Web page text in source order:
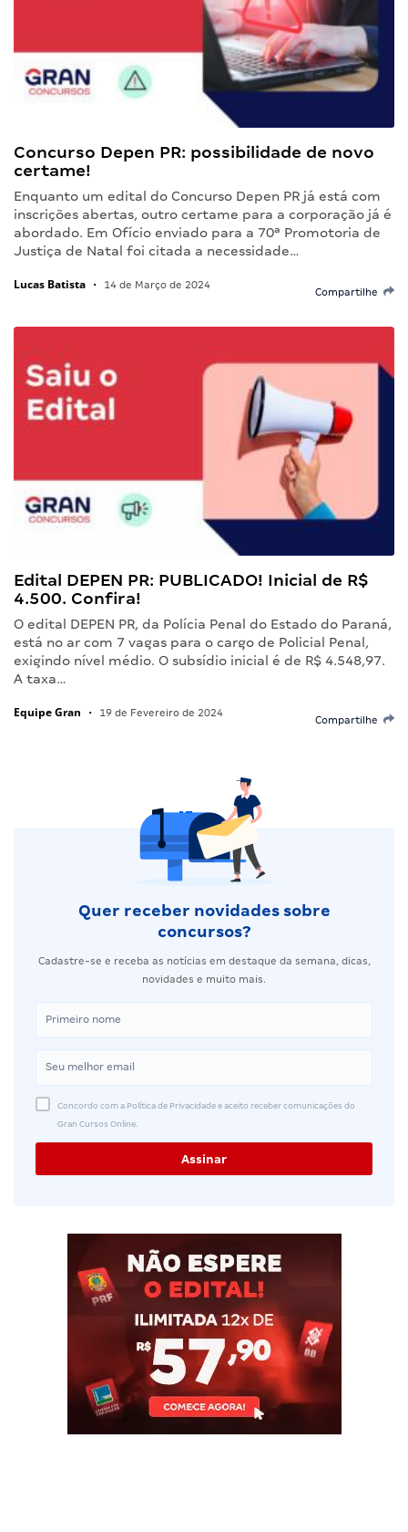
Concurso Depen PR: possibilidade de novo
certame!
Enquanto um edital do Concurso Depen PR já está com
inscrições abertas, outro certame para a corporação já é
abordado. Em Ofício enviado para a 70ª Promotoria de
Justiça de Natal foi citada a necessidade…
Lucas Batista • 14 de Março de 2024
Compartilhe
Edital DEPEN PR: PUBLICADO! Inicial de R$
4.500. Confira!
O edital DEPEN PR, da Polícia Penal do Estado do Paraná,
está no ar com 7 vagas para o cargo de Policial Penal,
exigindo nível médio. O subsídio inicial é de R$ 4.548,97.
A taxa…
Equipe Gran • 19 de Fevereiro de 2024
Compartilhe
Quer receber novidades sobre
concursos?
Cadastre-se e receba as notícias em destaque da semana, dicas,
novidades e muito mais.
Concordo com a Política de Privacidade e aceito receber comunicações do
Gran Cursos Online.